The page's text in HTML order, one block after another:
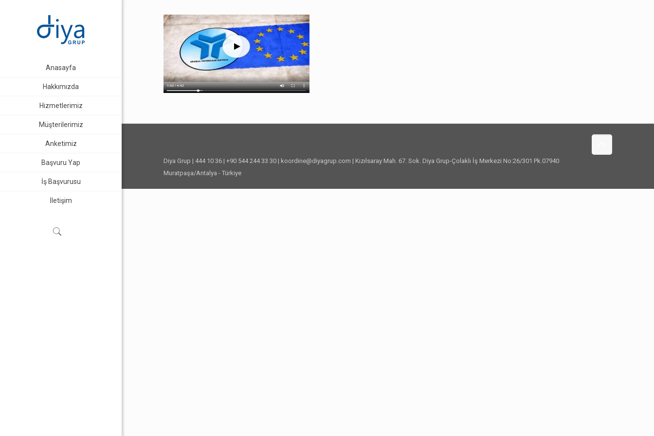
Anasayfa
Hakkımızda
Hizmetlerimiz
Müşterilerimiz
Anketimiz
Başvuru Yap
İş Başvurusu
İletişim
Diya Grup | 444 10 36 | +90 544 244 33 30 | koordine@diyagrup.com | Kızılsaray Mah. 67. Sok. Diya Grup-Çolaklı İş Merkezi No:26/301 Pk.07940
Muratpaşa/Antalya - Türkiye